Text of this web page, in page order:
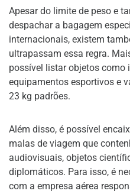
Apesar do limite de peso e
despachar a bagagem
internacionais, existem
ultrapassam essa regra.
possível listar objetos como
equipamentos esportivos e
23 kg padrões.
Além disso, é possível
malas de viagem que
audiovisuais, objetos
diplomáticos. Para isso, é
com a empresa aérea